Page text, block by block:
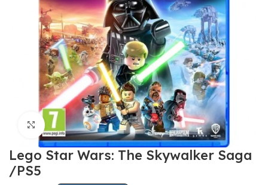
Click to enlarge
Lego Star Wars: The Skywalker Saga
/PS5